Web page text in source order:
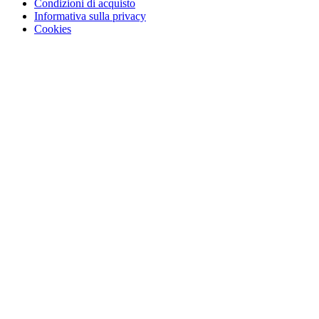
Condizioni di acquisto
Informativa sulla privacy
Cookies